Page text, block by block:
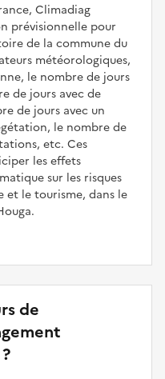
Climadiag
prévisionnelle pour
de la commune du
météorologiques,
le nombre de jours
de jours avec de
de jours avec un
le nombre de
etc. Ces
les effets
sur les risques
et le tourisme, dans le
de